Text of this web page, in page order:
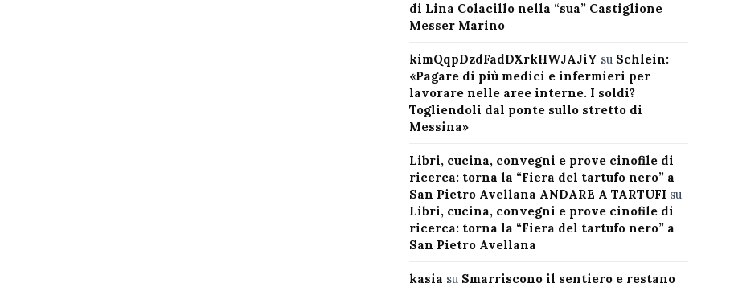
di Lina Colacillo nella “sua” Castiglione
Messer Marino
kimQqpDzdFadDXrkHWJAJiY su Schlein:
«Pagare di più medici e infermieri per
lavorare nelle aree interne. I soldi?
Togliendoli dal ponte sullo stretto di
Messina»
Libri, cucina, convegni e prove cinofile di
ricerca: torna la “Fiera del tartufo nero” a
San Pietro Avellana ANDARE A TARTUFI su
Libri, cucina, convegni e prove cinofile di
ricerca: torna la “Fiera del tartufo nero” a
San Pietro Avellana
kasia su Smarriscono il sentiero e restano